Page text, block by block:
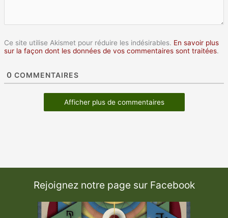
Ce site utilise Akismet pour réduire les indésirables. En savoir plus
sur la façon dont les données de vos commentaires sont traitées.
0 COMMENTAIRES
Afficher plus de commentaires
Rejoignez notre page sur Facebook